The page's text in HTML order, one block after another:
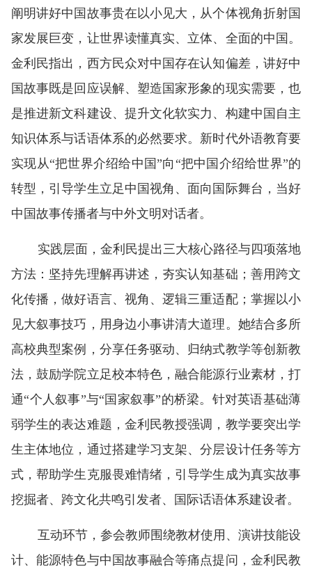
阐明讲好中国故事贵在以小见大，从个体视角折射国
家发展巨变，让世界读懂真实、立体、全面的中国。
金利民指出，西方民众对中国存在认知偏差，讲好中
国故事既是回应误解、塑造国家形象的现实需要，也
是推进新文科建设、提升文化软实力、构建中国自主
知识体系与话语体系的必然要求。新时代外语教育要
实现从“把世界介绍给中国”向“把中国介绍给世界”的
转型，引导学生立足中国视角、面向国际舞台，当好
中国故事传播者与中外文明对话者。
实践层面，金利民提出三大核心路径与四项落地
方法：坚持先理解再讲述，夯实认知基础；善用跨文
化传播，做好语言、视角、逻辑三重适配；掌握以小
见大叙事技巧，用身边小事讲清大道理。她结合多所
高校典型案例，分享任务驱动、归纳式教学等创新教
法，鼓励学院立足校本特色，融合能源行业素材，打
通“个人叙事”与“国家叙事”的桥梁。针对英语基础薄
弱学生的表达难题，金利民教授强调，教学要突出学
生主体地位，通过搭建学习支架、分层设计任务等方
式，帮助学生克服畏难情绪，引导学生成为真实故事
挖掘者、跨文化共鸣引发者、国际话语体系建设者。
互动环节，参会教师围绕教材使用、演讲技能设
计、能源特色与中国故事融合等痛点提问，金利民教